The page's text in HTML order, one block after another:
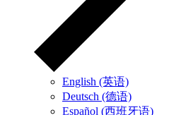
English (英语)
Deutsch (德语)
Español (西班牙语)